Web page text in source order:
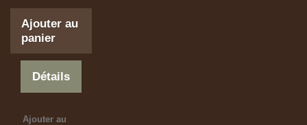
Ajouter au
panier
Détails
Ajouter au